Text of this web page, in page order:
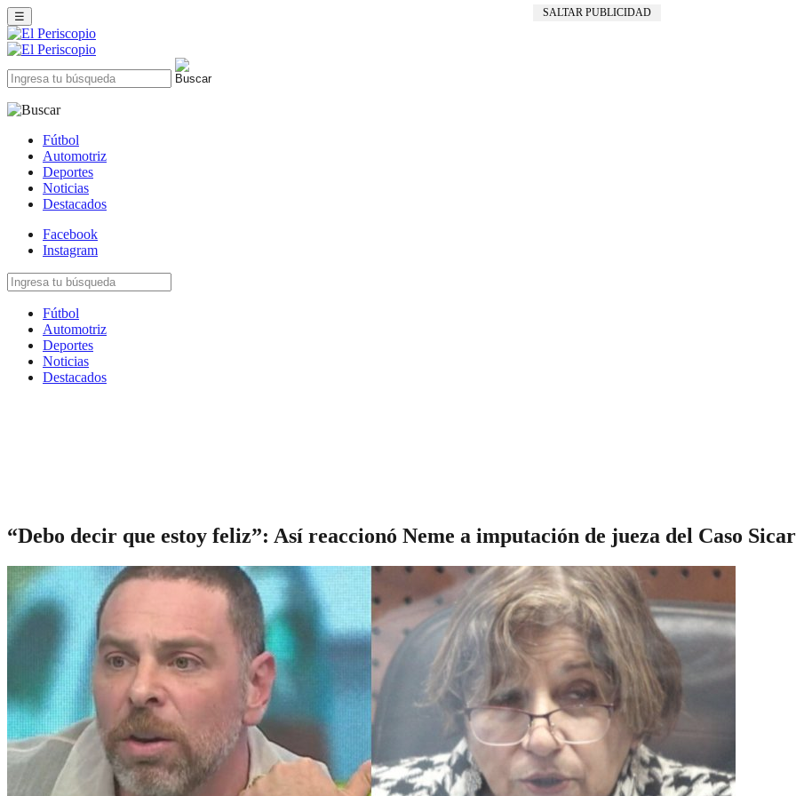
SALTAR PUBLICIDAD
☰
Fútbol
Automotriz
Deportes
Noticias
Destacados
Facebook
Instagram
Fútbol
Automotriz
Deportes
Noticias
Destacados
“Debo decir que estoy feliz”: Así reaccionó Neme a imputación de jueza del Caso